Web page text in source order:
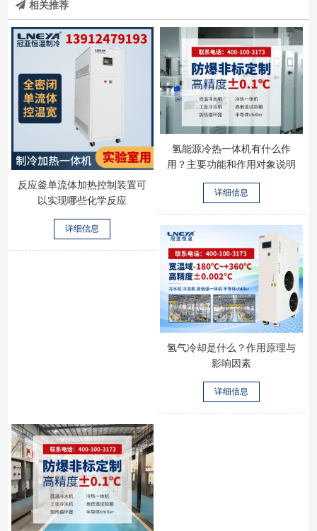
相关推荐
反应釜单流体加热控制装置可
以实现哪些化学反应
详细信息
氢能源冷热一体机有什么作
用？主要功能和作用对象说明
详细信息
氢气冷却是什么？作用原理与
影响因素
详细信息